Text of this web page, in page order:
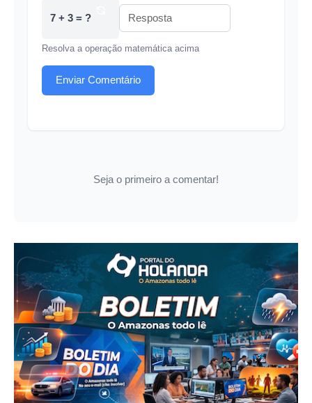
7 + 3 = ?
Resolva a operação matemática acima
Enviar Comentário
Seja o primeiro a comentar!